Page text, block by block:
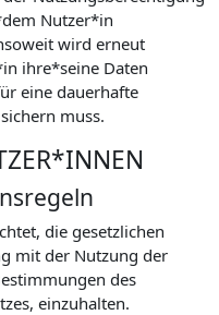
Nutzer*in
wird erneut
ihre*seine Daten
eine dauerhafte
muss.
die gesetzlichen
mit der Nutzung der
des
einzuhalten.